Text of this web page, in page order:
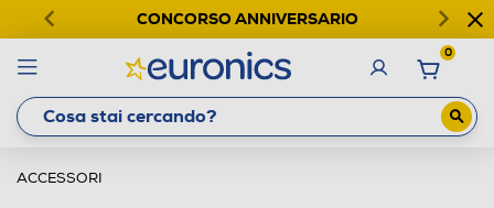
CONCORSO ANNIVERSARIO
0
ACCESSORI